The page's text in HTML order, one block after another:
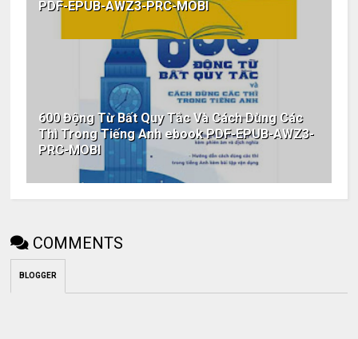
PDF-EPUB-AWZ3-PRC-MOBI
600 Động Từ Bất Quy Tắc Và Cách Dùng Các
Thì Trong Tiếng Anh ebook PDF-EPUB-AWZ3-
PRC-MOBI
COMMENTS
BLOGGER